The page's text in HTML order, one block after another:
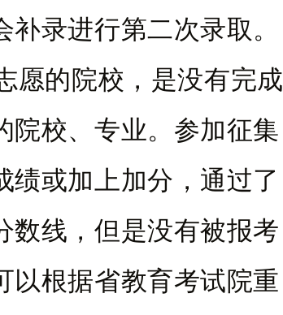
录进行第二次录取。
的院校，是没有完成
院校、专业。参加征集
绩或加上加分，通过了
数线，但是没有被报考
以根据省教育考试院重